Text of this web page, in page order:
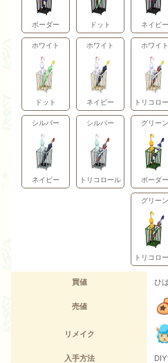
ボーダー ドット ネイビー
ホワイト
ドット
ホワイト
ネイビー
ホワイト
トリコロ
シルバー
ネイビー
シルバー
トリコロール
グリーン
ボーダー
グリーン
トリコロ
買値 ひ
売値
リメイク
入手方法